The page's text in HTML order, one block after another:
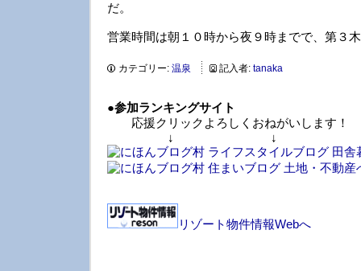
だ。
営業時間は朝１０時から夜９時までで、第３
カテゴリー: 温泉 記入者: tanaka
●参加ランキングサイト
応援クリックよろしくおねがいします！
↓ ↓
リゾート物件情報Webへ